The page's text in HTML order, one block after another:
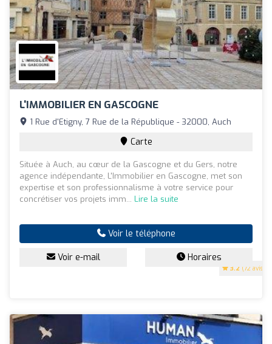
L'IMMOBILIER EN GASCOGNE
3.2 (72 avis)
1 Rue d'Etigny, 7 Rue de la République - 32000, Auch
Carte
Située à Auch, au cœur de la Gascogne et du Gers, notre
agence indépendante, L'Immobilier en Gascogne, met son
expertise et son professionnalisme à votre service pour
concrétiser vos projets imm... Lire la suite
Voir le téléphone
Voir e-mail Horaires